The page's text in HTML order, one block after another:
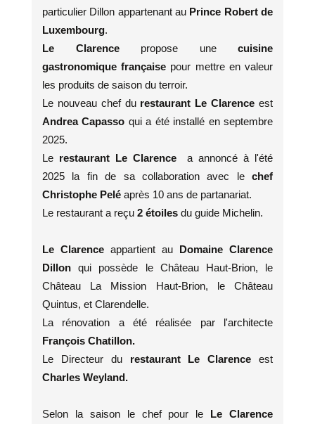
particulier Dillon appartenant au Prince Robert de
Luxembourg.
Le Clarence propose unecuisine
gastronomique française pour mettre en valeur
les produits de saison du terroir.
Le nouveau chef du restaurant Le Clarenceest
Andrea Capasso qui a été installé en septembre
2025.
Le restaurant Le Clarence
a annoncé à l'été
2025 la fin de sa collaboration avec lechef
Christophe Pelé après 10 ans de partanariat.
Le restaurant a reçu 2 étoiles du guide Michelin.
Le Clarence appartient au Domaine Clarence
Dillonqui possède le Château Haut-Brion, le
Château La Mission Haut-Brion, le Château
Quintus, et Clarendelle.
La rénovation a été réalisée par l'architecte
François Chatillon.
Le Directeur durestaurant Le Clarenceest
Charles Weyland.
Selon la saison le chef pour le Le Clarence